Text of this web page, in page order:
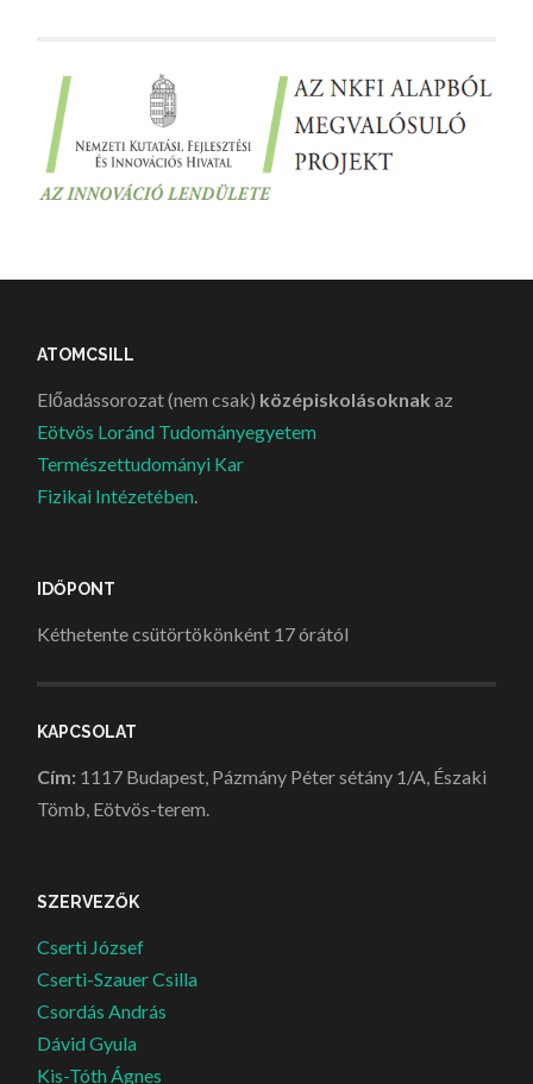
ATOMCSILL
Előadássorozat (nem csak) középiskolásoknak az
Eötvös Loránd Tudományegyetem
Természettudományi Kar
Fizikai Intézetében
IDŐPONT
Kéthetente csütörtökönként 17 órától
KAPCSOLAT
Cím: 1117 Budapest, Pázmány Péter sétány 1/A, Északi
Tömb, Eötvös-terem.
SZERVEZŐK
Cserti József
Cserti-Szauer Csilla
Csordás András
Dávid Gyula
Kis-Tóth Ágnes